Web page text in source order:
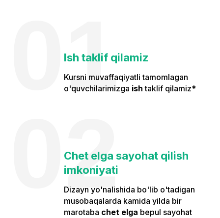
Ish taklif qilamiz
Kursni muvaffaqiyatli tamomlagan
o'quvchilarimizga ish taklif qilamiz*
01
Chet elga sayohat qilish
imkoniyati
Dizayn yo'nalishida bo'lib o'tadigan
musobaqalarda kamida yilda bir
marotaba chet elga bepul sayohat
02